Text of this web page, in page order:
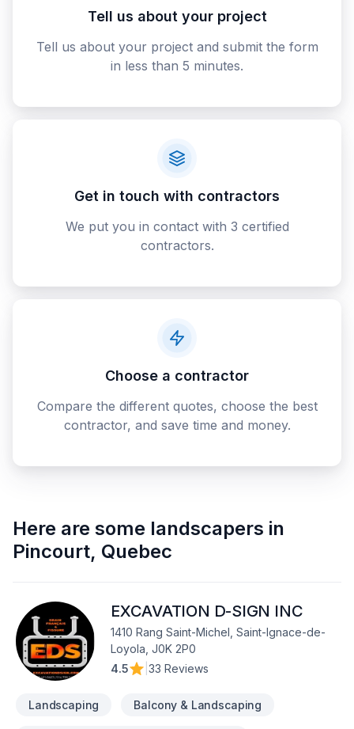
Tell us about your project
Tell us about your project and submit the form
in less than 5 minutes.
Get in touch with contractors
We put you in contact with 3 certified
contractors.
Choose a contractor
Compare the different quotes, choose the best
contractor, and save time and money.
Here are some landscapers in
Pincourt, Quebec
EXCAVATION D-SIGN INC
1410 Rang Saint-Michel, Saint-Ignace-de-
Loyola, J0K 2P0
4.5
33 Reviews
Landscaping Balcony & Landscaping